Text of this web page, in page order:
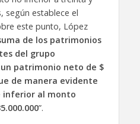
según establece el
este punto, López
de los patrimonios
del grupo
patrimonio neto de $
de manera evidente
al monto
”.